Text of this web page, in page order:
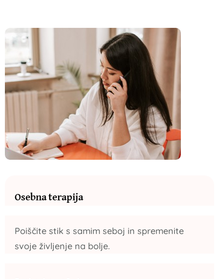
Osebna terapija
Poiščite stik s samim seboj in spremenite
svoje življenje na bolje.